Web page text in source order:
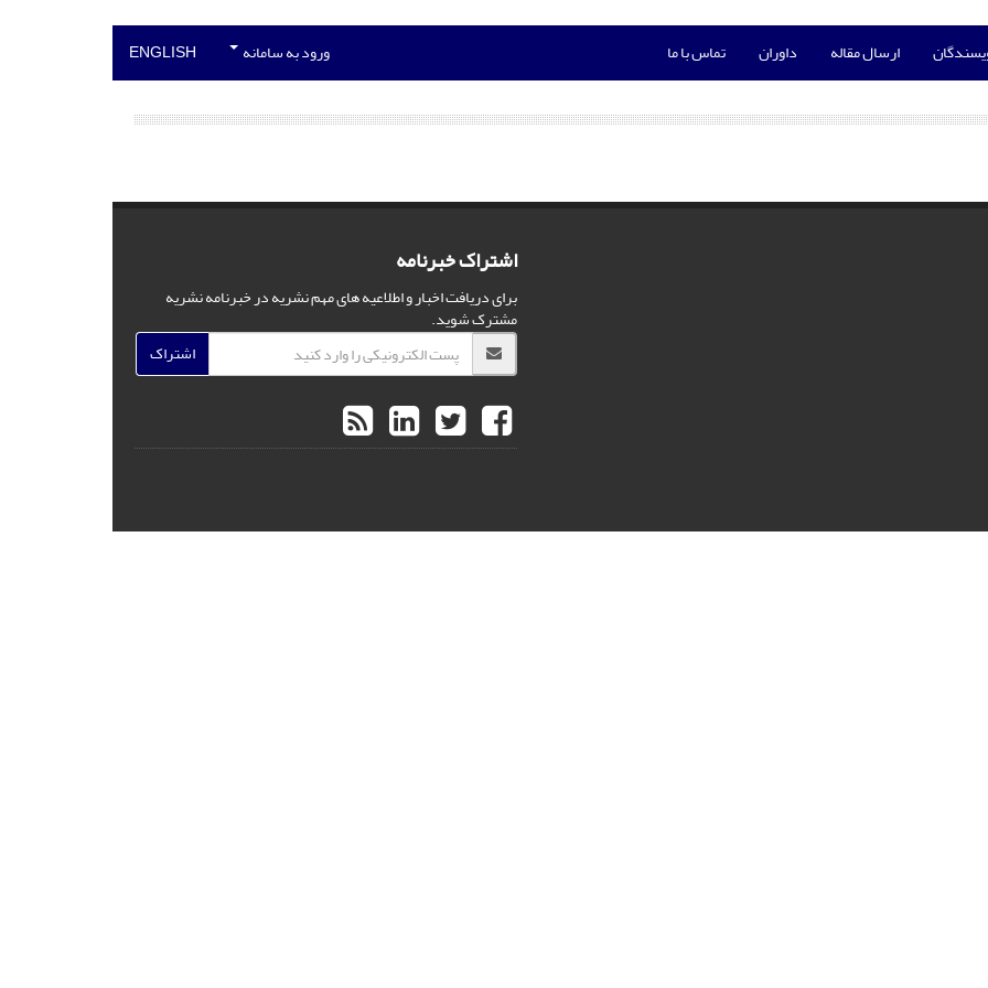
ارسال مقاله داوران تماس با ما ورود به سامانه ENGLISH
اشتراک خبرنامه
برای دریافت اخبار و اطلاعیه های مهم نشریه در خبرنامه نشریه
مشترک شوید.
اشتراک